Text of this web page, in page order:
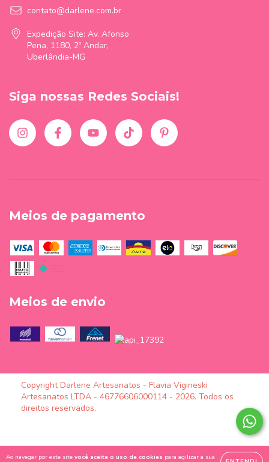
Ao navegar por este site você aceita o uso de cookies para agilizar a sua
contato@darlene.com.br
Expedição Site: Av. Afonso
Pena, 1180, 2º Andar,
Uberlândia-MG
Siga nossas Redes Sociais!
Meios de pagamento
Meios de envio
Copyright Darlene Artesanatos - Flavia Vigineski
Artesanatos LTDA - 46776606000114 - 2026. Todos os
direitos reservados.